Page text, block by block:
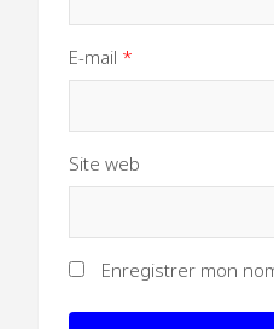
E-mail *
Site web
Enregistrer mon